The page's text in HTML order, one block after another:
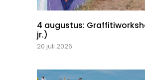
4 augustus:
jr.)
20 juli 2026